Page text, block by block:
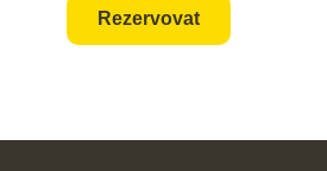
Rezervovat